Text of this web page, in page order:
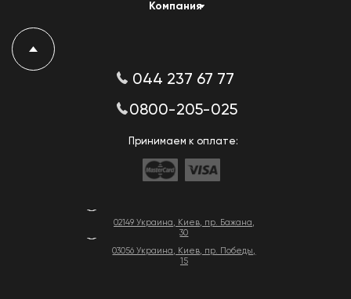
02149 Украина, Киев, пр. Бажана,
30
03056 Украина, Киев, пр. Победы,
15
Компания
044 237 67 77
0800-205-025
Принимаем к оплате: